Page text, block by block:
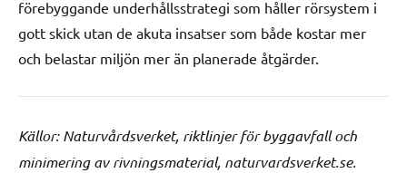
förebyggande underhållsstrategi som håller rörsystem i
gott skick utan de akuta insatser som både kostar mer
och belastar miljön mer än planerade åtgärder.
Källor: Naturvårdsverket, riktlinjer för byggavfall och
minimering av rivningsmaterial, naturvardsverket.se.